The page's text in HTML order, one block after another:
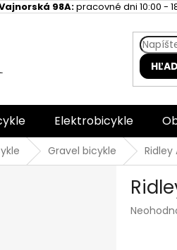
98A:pracovné dni 10:00 -
Elektrobicykle
Gravel bicykle Ridley